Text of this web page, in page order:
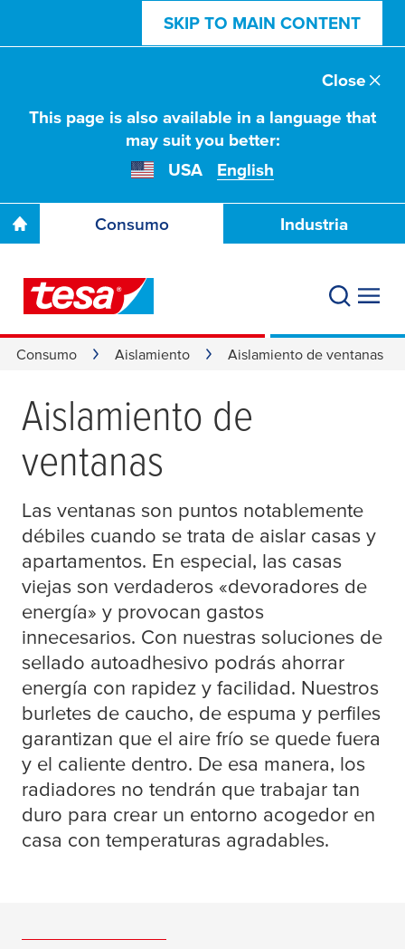
SKIP TO MAIN CONTENT
This page is also available in a language that
may suit you better:
USA
English
Close
Consumo Industria
Consumo Aislamiento Aislamiento de ventanas
Aislamiento de
ventanas
Las ventanas son puntos notablemente
débiles cuando se trata de aislar casas y
apartamentos. En especial, las casas
viejas son verdaderos «devoradores de
energía» y provocan gastos
innecesarios. Con nuestras soluciones de
sellado autoadhesivo podrás ahorrar
energía con rapidez y facilidad. Nuestros
burletes de caucho, de espuma y perfiles
garantizan que el aire frío se quede fuera
y el caliente dentro. De esa manera, los
radiadores no tendrán que trabajar tan
duro para crear un entorno acogedor en
casa con temperaturas agradables.